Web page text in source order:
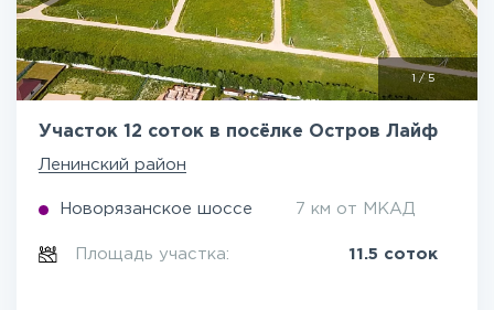
1/5
Участок 12 соток в посёлке Остров Лайф
Ленинский район
Новорязанское шоссе 7 км от МКАД
Площадь участка: 11.5 соток